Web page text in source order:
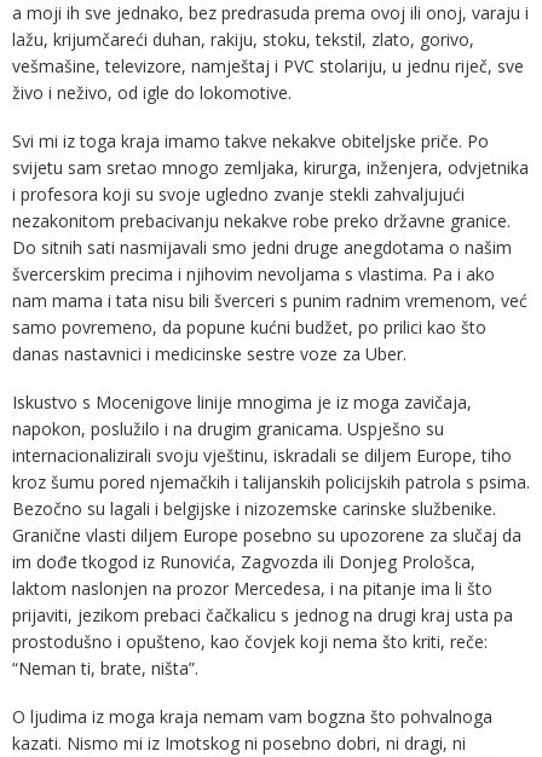
a moji ih sve jednako, bez predrasuda prema ovoj ili onoj, varaju i
lažu, krijumčareći duhan, rakiju, stoku, tekstil, zlato, gorivo,
vešmašine, televizore, namještaj i PVC stolariju, u jednu riječ, sve
živo i neživo, od igle do lokomotive.
Svi mi iz toga kraja imamo takve nekakve obiteljske priče. Po
svijetu sam sretao mnogo zemljaka, kirurga, inženjera, odvjetnika
i profesora koji su svoje ugledno zvanje stekli zahvaljujući
nezakonitom prebacivanju nekakve robe preko državne granice.
Do sitnih sati nasmijavali smo jedni druge anegdotama o našim
švercerskim precima i njihovim nevoljama s vlastima. Pa i ako
nam mama i tata nisu bili šverceri s punim radnim vremenom, već
samo povremeno, da popune kućni budžet, po prilici kao što
danas nastavnici i medicinske sestre voze za Uber.
Iskustvo s Mocenigove linije mnogima je iz moga zavičaja,
napokon, poslužilo i na drugim granicama. Uspješno su
internacionalizirali svoju vještinu, iskradali se diljem Europe, tiho
kroz šumu pored njemačkih i talijanskih policijskih patrola s psima.
Bezočno su lagali i belgijske i nizozemske carinske službenike.
Granične vlasti diljem Europe posebno su upozorene za slučaj da
im dođe tkogod iz Runovića, Zagvozda ili Donjeg Prološca,
laktom naslonjen na prozor Mercedesa, i na pitanje ima li što
prijaviti, jezikom prebaci čačkalicu s jednog na drugi kraj usta pa
prostodušno i opušteno, kao čovjek koji nema što kriti, reče:
“Neman ti, brate, ništa”.
O ljudima iz moga kraja nemam vam bogzna što pohvalnoga
kazati. Nismo mi iz Imotskog ni posebno dobri, ni dragi, ni